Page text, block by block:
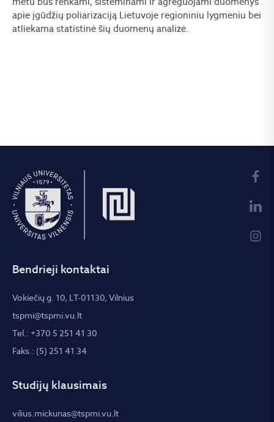
apie įgūdžių poliarizaciją Lietuvoje regioniniu lygmeniu bei
atliekama statistinė šių duomenų analizė.
Bendrieji kontaktai
Vokiečių g. 10, LT-01130, Vilnius
tspmi@tspmi.vu.lt
Tel.: +370 5 251 41 30
Faks.: (5) 251 41 34
Studijų klausimais
vilius.mickunas@tspmi.vu.lt